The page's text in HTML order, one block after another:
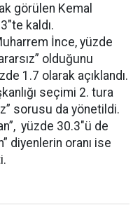
görülen Kemal
kaldı.
İnce, yüzde
olduğunu
1.7 olarak açıklandı.
seçimi 2. tura
sorusu da yönetildi.
yüzde 30.3"ü de
diyenlerin oranı ise